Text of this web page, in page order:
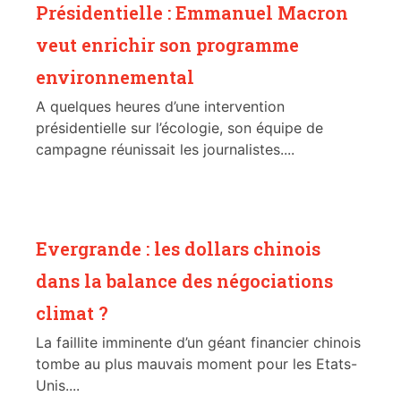
Présidentielle : Emmanuel Macron
veut enrichir son programme
environnemental
A quelques heures d’une intervention
présidentielle sur l’écologie, son équipe de
campagne réunissait les journalistes....
Evergrande : les dollars chinois
dans la balance des négociations
climat ?
La faillite imminente d’un géant financier chinois
tombe au plus mauvais moment pour les Etats-
Unis....